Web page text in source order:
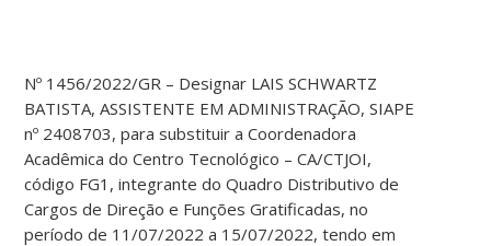
Nº 1456/2022/GR – Designar LAIS SCHWARTZ
BATISTA, ASSISTENTE EM ADMINISTRAÇÃO, SIAPE
nº 2408703, para substituir a Coordenadora
Acadêmica do Centro Tecnológico – CA/CTJOI,
código FG1, integrante do Quadro Distributivo de
Cargos de Direção e Funções Gratificadas, no
período de 11/07/2022 a 15/07/2022, tendo em